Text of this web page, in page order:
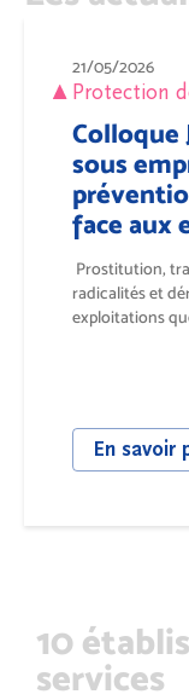
21/05/2026
Protection
Colloque
sous
face aux
Prostitution,
radicalités et
exploitations
En savoir
10
services